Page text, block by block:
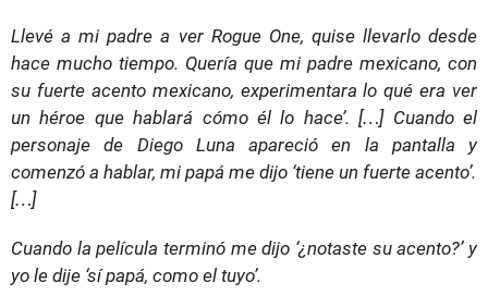
Llevé a mi padre a ver Rogue One, quise llevarlo desde
hace mucho tiempo. Quería que mi padre mexicano, con
su fuerte acento mexicano, experimentara lo qué era ver
un héroe que hablará cómo él lo hace’. […] Cuando el
personaje de Diego Luna apareció en la pantalla y
comenzó a hablar, mi papá me dijo ‘tiene un fuerte acento’.
[…]
Cuando la película terminó me dijo ‘¿notaste su acento?’ y
yo le dije ‘sí papá, como el tuyo’.